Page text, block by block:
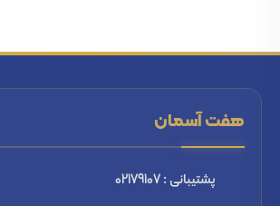
هفت آسمان
پشتیبانی : 02179107